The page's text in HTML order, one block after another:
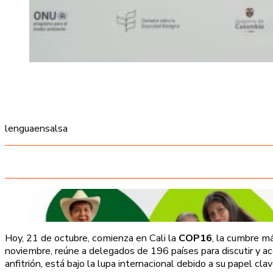
lenguaensalsa
Hoy, 21 de octubre, comienza en Cali la COP16, la cumbre
noviembre, reúne a delegados de 196 países para discutir y
anfitrión, está bajo la lupa internacional debido a su papel